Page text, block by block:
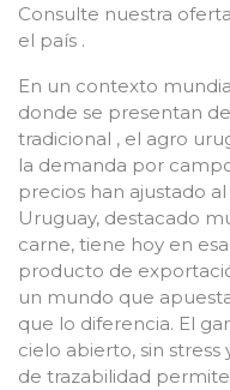
Consulte nuestra
el país .
En un contexto
donde se presentan
tradicional , el agro
la demanda por
precios han ajustado
Uruguay, destacado
carne, tiene hoy en
producto de
un mundo que
que lo diferencia. El
cielo abierto, sin
de trazabilidad